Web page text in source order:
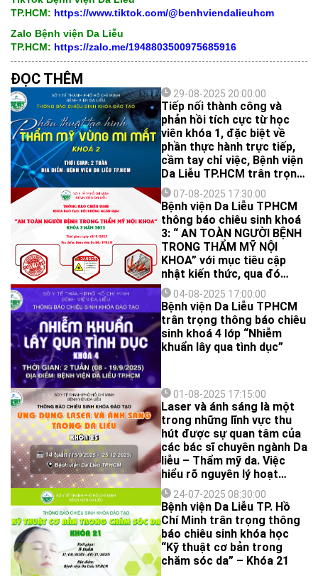
TP.HCM: https://www.tiktok.com/@benhviendalieuhcm
Zalo Bệnh viện Da Liễu
TP.HCM: https://zalo.me/1948803500975685916
ĐỌC THÊM
29-08-2025 20:00:00
Tiếp nối thành công và
phản hồi tích cực từ học
viên khóa 1, đặc biệt về
phần thực hành trực tiếp,
cầm tay chỉ việc, Bệnh viện
Da Liễu TP.HCM trân trọng
thông báo chiêu sinh khóa
đào tạo, bồi dưỡng ngắn
hạn: Phẫu thuật tạo hình
thẩm mỹ vùng mi mắt -
Khóa 2.
07-08-2025 17:30:00
Bệnh viện Da Liễu TPHCM
thông báo chiêu sinh khoá
3: “ AN TOÀN NGƯỜI BỆNH
TRONG THẨM MỸ NỘI
KHOA” với mục tiêu cập
nhật kiến thức, qua đó
tăng cường hiệu quả và
tính an toàn của các
phương pháp thẩm mỹ nội
khoa trong thực hành lâm
sàng hằng ngày.
04-08-2025 17:00:00
Bệnh viện Da Liễu TPHCM
trân trọng thông báo chiêu
sinh khoá 4 lớp “Nhiễm
khuẩn lây qua tình dục”
01-08-2025 17:15:00
Laser và ánh sáng là một
trong những lĩnh vực thu
hút được sự quan tâm của
các bác sĩ chuyên ngành Da
liễu – Thẩm mỹ da. Việc
hiểu rõ nguyên lý hoạt
động cũng như cách thức
vận hành các thiết bị laser
– ánh sáng giúp các bác sĩ
giải quyết một cách hiệu
quả và an toàn nhiều vấn
đề như: rám má, tăng sắc
tố sau viêm, sẹo mụn, xoá
24-07-2025 08:30:00
Bệnh viện Da Liễu TP. Hồ
Chí Minh trân trọng thông
báo chiêu sinh khóa học
“Kỹ thuật cơ bản trong
chăm sóc da” – Khóa 21